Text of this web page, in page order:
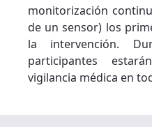
monitorización
de un sensor) los
la intervención.
participantes
vigilancia médica en